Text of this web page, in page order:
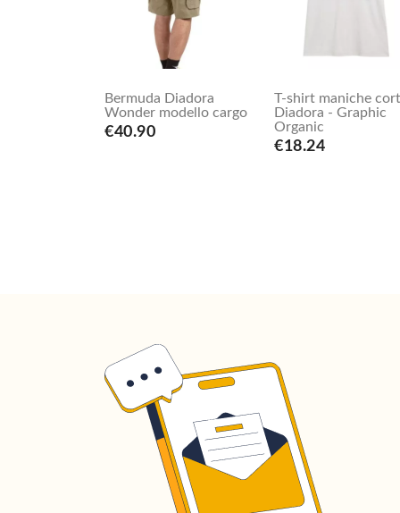
Bermuda Diadora
Wonder modello cargo
€40.90
T-shirt maniche
Diadora - Graphic
Organic
€18.24